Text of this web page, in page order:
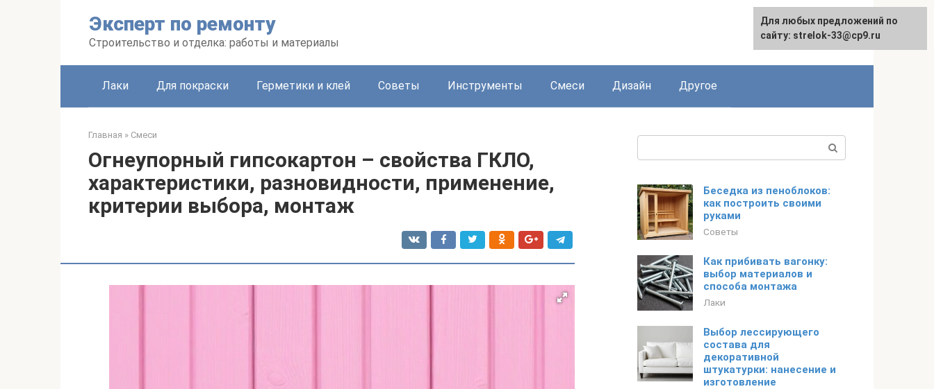
Эксперт по ремонту
Строительство и отделка: работы и материалы
Лаки Для покраски Герметики и клей Советы Инструменты Смеси Дизайн Другое
Главная » Смеси
Огнеупорный гипсокартон – свойства ГКЛО,
характеристики, разновидности, применение,
критерии выбора, монтаж
Беседка из пеноблоков:
как построить своими
руками
Советы
Как прибивать вагонку:
выбор материалов и
способа монтажа
Лаки
Выбор лессирующего
состава для
декоративной
штукатурки: нанесение и
изготовление
Для любых предложений по
сайту: strelok-33@cp9.ru
Для любых предложений по
сайту: strelok-33@cp9.ru